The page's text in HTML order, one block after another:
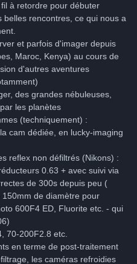
à retordre pour débuter
belles rencontres, ce qui nous a
et parfois d'imager depuis
Maroc, Kenya) au cours de
d'autres aventures
des grandes nébuleuses,
les planètes
(techniquement) :
cam dédiée, en lucky-imaging
reflex non défiltrés (Nikons) :
0.63 + avec suivi via
de 300s depuis peu (
de diamètre pour
600F4 ED, Fluorite etc. - qui
70-200F2.8 etc.
en terme de post-traitement
les caméras refroidies